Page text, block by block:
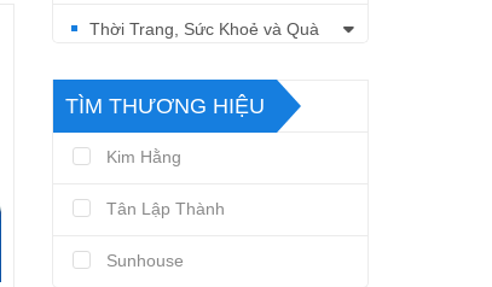
Thời Trang, Sức Khoẻ và Quà
TÌM THƯƠNG HIỆU
Kim Hằng
Tân Lập Thành
Sunhouse